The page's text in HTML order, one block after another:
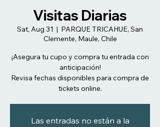
Visitas Diarias
Sat, Aug 31
  |
PARQUE TRICAHUE, San
Clemente, Maule, Chile
¡Asegura tu cupo y compra tu entrada con
anticipación!
Revisa fechas disponibles para compra de
tickets online.
Las entradas no están a la